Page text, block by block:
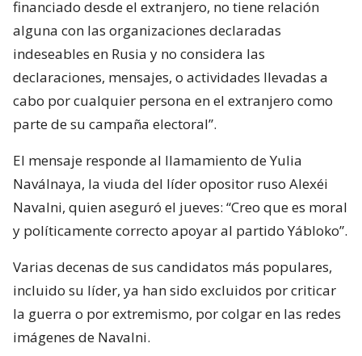
financiado desde el extranjero, no tiene relación
alguna con las organizaciones declaradas
indeseables en Rusia y no considera las
declaraciones, mensajes, o actividades llevadas a
cabo por cualquier persona en el extranjero como
parte de su campaña electoral”.
El mensaje responde al llamamiento de Yulia
Naválnaya, la viuda del líder opositor ruso Alexéi
Navalni, quien aseguró el jueves: “Creo que es moral
y políticamente correcto apoyar al partido Yábloko”.
Varias decenas de sus candidatos más populares,
incluido su líder, ya han sido excluidos por criticar
la guerra o por extremismo, por colgar en las redes
imágenes de Navalni.